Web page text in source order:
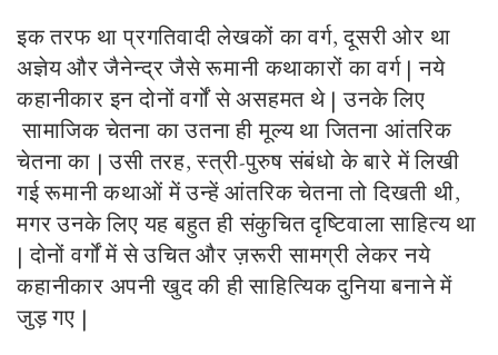
इक तरफ था प्रगतिवादी लेखकों का वर्ग, दूसरी ओर था
अज्ञेय और जैनेन्द्र जैसे रूमानी कथाकारों का वर्ग | नये
कहानीकार इन दोनों वर्गों से असहमत थे | उनके लिए
सामाजिक चेतना का उतना ही मूल्य था जितना आंतरिक
चेतना का | उसी तरह, स्त्री-पुरुष संबंधो के बारे में लिखी
गई रूमानी कथाओं में उन्हें आंतरिक चेतना तो दिखती थी,
मगर उनके लिए यह बहुत ही संकुचित दृष्टिवाला साहित्य था
| दोनों वर्गों में से उचित और ज़रूरी सामग्री लेकर नये
कहानीकार अपनी खुद की ही साहित्यिक दुनिया बनाने में
जुड़ गए |